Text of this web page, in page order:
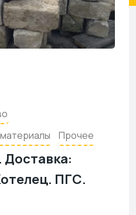
Прочее
Доставка:
ПГС.